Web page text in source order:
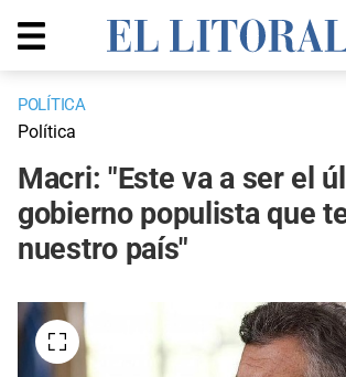
POLÍTICA
Política
Macri: "Este va a ser el
gobierno populista que
nuestro país"